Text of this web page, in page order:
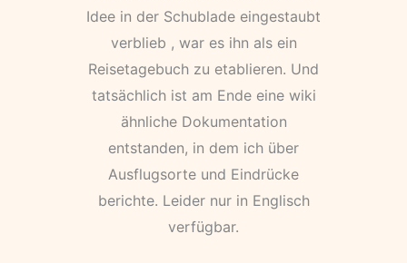
Idee in der Schublade eingestaubt
verblieb , war es ihn als ein
Reisetagebuch zu etablieren. Und
tatsächlich ist am Ende eine wiki
ähnliche Dokumentation
entstanden, in dem ich über
Ausflugsorte und Eindrücke
berichte. Leider nur in Englisch
verfügbar.